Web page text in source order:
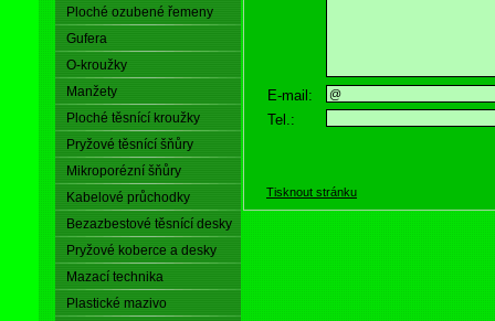
Ploché ozubené řemeny
Gufera
O-kroužky
Manžety
Ploché těsnící kroužky
Pryžové těsnící šňůry
Mikroporézní šňůry
Kabelové průchodky
Bezazbestové těsnící desky
Pryžové koberce a desky
Mazací technika
Plastické mazivo
E-mail:
Tel.:
Tisknout stránku